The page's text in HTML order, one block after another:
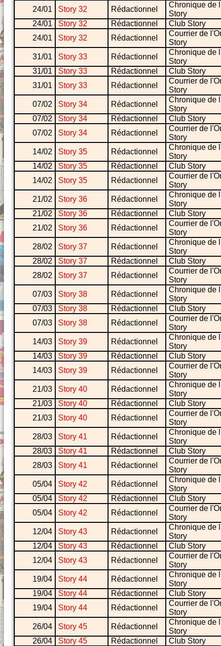
24/01
Story 32 Rédactionnel
Chronique de
Story
24/01
Story 32 Rédactionnel
Club Story
24/01
Story 32 Rédactionnel
Courrier de
Story
31/01
Story 33 Rédactionnel
Chronique de
Story
31/01
Story 33 Rédactionnel
Club Story
31/01
Story 33 Rédactionnel
Courrier de
Story
07/02
Story 34 Rédactionnel
Chronique de
Story
07/02
Story 34 Rédactionnel
Club Story
07/02
Story 34 Rédactionnel
Courrier de
Story
14/02
Story 35 Rédactionnel
Chronique de
Story
14/02
Story 35 Rédactionnel
Club Story
14/02
Story 35 Rédactionnel
Courrier de
Story
21/02
Story 36 Rédactionnel
Chronique de
Story
21/02
Story 36 Rédactionnel
Club Story
21/02
Story 36 Rédactionnel
Courrier de
Story
28/02
Story 37 Rédactionnel
Chronique de
Story
28/02
Story 37 Rédactionnel
Club Story
28/02
Story 37 Rédactionnel
Courrier de
Story
07/03
Story 38 Rédactionnel
Chronique de
Story
07/03
Story 38 Rédactionnel
Club Story
07/03
Story 38 Rédactionnel
Courrier de
Story
14/03
Story 39 Rédactionnel
Chronique de
Story
14/03
Story 39 Rédactionnel
Club Story
14/03
Story 39 Rédactionnel
Courrier de
Story
21/03
Story 40 Rédactionnel
Chronique de
Story
21/03
Story 40 Rédactionnel
Club Story
21/03
Story 40 Rédactionnel
Courrier de
Story
28/03
Story 41 Rédactionnel
Chronique de
Story
28/03
Story 41 Rédactionnel
Club Story
28/03
Story 41 Rédactionnel
Courrier de
Story
05/04
Story 42 Rédactionnel
Chronique de
Story
05/04
Story 42 Rédactionnel
Club Story
05/04
Story 42 Rédactionnel
Courrier de
Story
12/04
Story 43 Rédactionnel
Chronique de
Story
12/04
Story 43 Rédactionnel
Club Story
12/04
Story 43 Rédactionnel
Courrier de
Story
19/04
Story 44 Rédactionnel
Chronique de
Story
19/04
Story 44 Rédactionnel
Club Story
19/04
Story 44 Rédactionnel
Courrier de
Story
26/04
Story 45 Rédactionnel
Chronique de
Story
26/04
Story 45 Rédactionnel
Club Story